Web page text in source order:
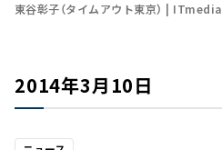
東谷彰子（タイムアウト東京） ITmedia
2014年3月10日